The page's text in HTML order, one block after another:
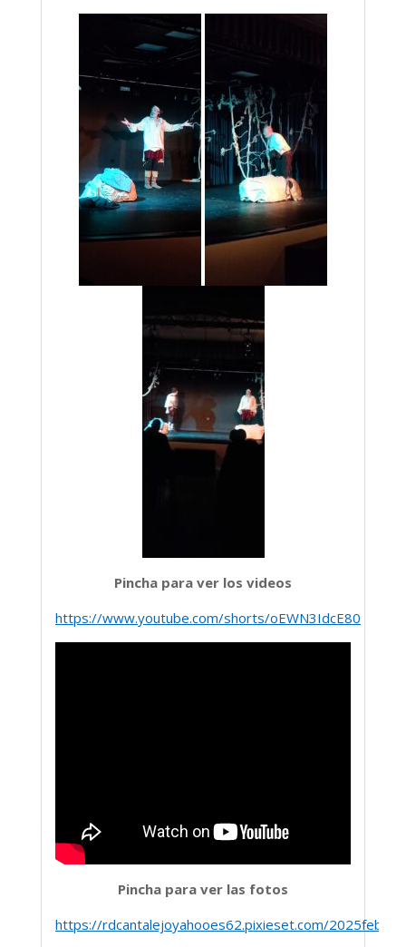
Pincha para ver los videos
https://www.youtube.com/shorts/oEWN3IdcE80
Pincha para ver las fotos
https://rdcantalejoyahooes62.pixieset.com/